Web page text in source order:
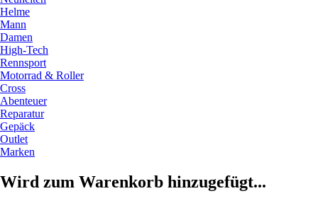
Helme
Mann
Damen
High-Tech
Rennsport
Motorrad & Roller
Cross
Abenteuer
Reparatur
Gepäck
Outlet
Marken
Wird zum Warenkorb hinzugefügt...